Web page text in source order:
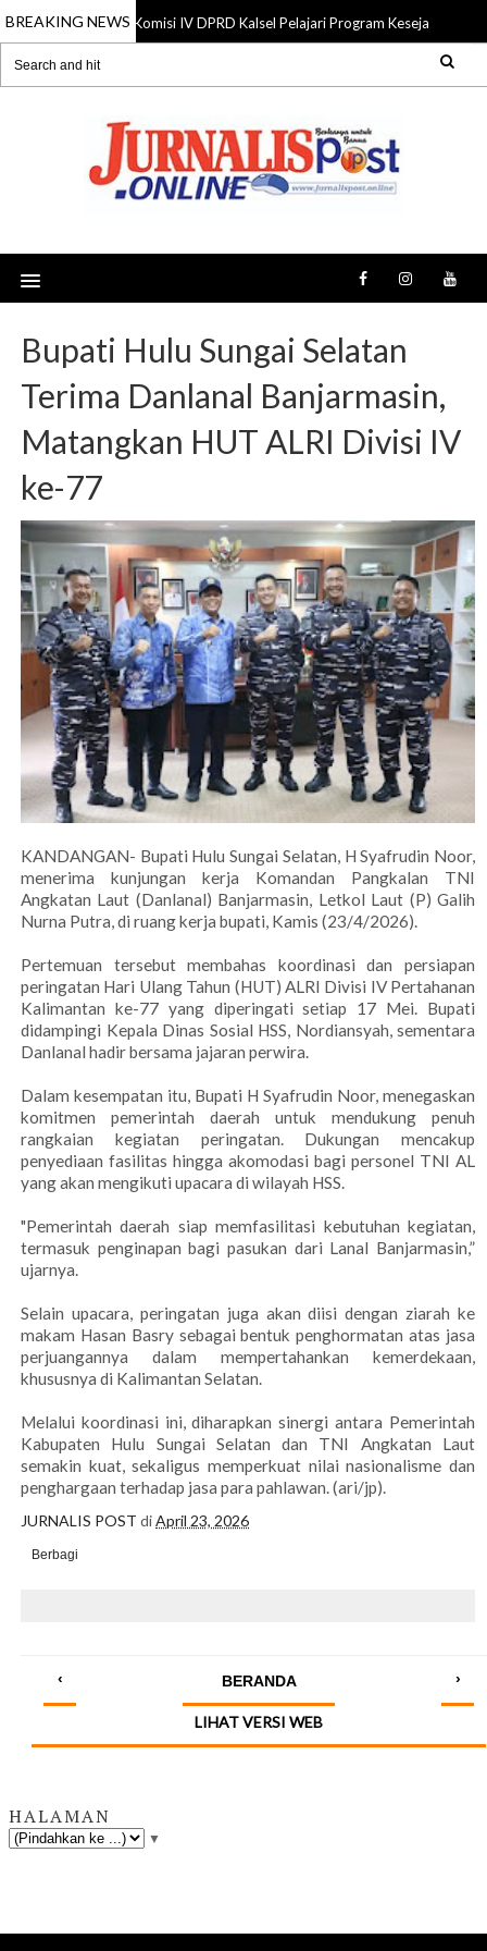
BREAKING NEWS
06 Aug 2026 Komisi IV DPRD Kalsel Pelajari Program
Bupati Hulu Sungai Selatan
Terima Danlanal Banjarmasin,
Matangkan HUT ALRI Divisi IV
ke-77
KANDANGAN- Bupati Hulu Sungai Selatan, H Syafrudin Noor,
menerima kunjungan kerja Komandan Pangkalan TNI
Angkatan Laut (Danlanal) Banjarmasin, Letkol Laut (P) Galih
Nurna Putra, di ruang kerja bupati, Kamis (23/4/2026).
Pertemuan tersebut membahas koordinasi dan persiapan
peringatan Hari Ulang Tahun (HUT) ALRI Divisi IV Pertahanan
Kalimantan ke-77 yang diperingati setiap 17 Mei. Bupati
didampingi Kepala Dinas Sosial HSS, Nordiansyah, sementara
Danlanal hadir bersama jajaran perwira.
Dalam kesempatan itu, Bupati H Syafrudin Noor, menegaskan
komitmen pemerintah daerah untuk mendukung penuh
rangkaian kegiatan peringatan. Dukungan mencakup
penyediaan fasilitas hingga akomodasi bagi personel TNI AL
yang akan mengikuti upacara di wilayah HSS.
"Pemerintah daerah siap memfasilitasi kebutuhan kegiatan,
termasuk penginapan bagi pasukan dari Lanal Banjarmasin,”
ujarnya.
Selain upacara, peringatan juga akan diisi dengan ziarah ke
makam Hasan Basry sebagai bentuk penghormatan atas jasa
perjuangannya dalam mempertahankan kemerdekaan,
khususnya di Kalimantan Selatan.
Melalui koordinasi ini, diharapkan sinergi antara Pemerintah
Kabupaten Hulu Sungai Selatan dan TNI Angkatan Laut
semakin kuat, sekaligus memperkuat nilai nasionalisme dan
penghargaan terhadap jasa para pahlawan. (ari/jp).
JURNALIS POST diApril 23, 2026
Berbagi
‹ ›
BERANDA
LIHAT VERSI WEB
HALAMAN
▼